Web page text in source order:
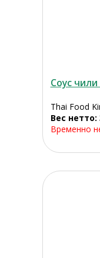
Соус
Thai Food
Вес нетто:
Временно